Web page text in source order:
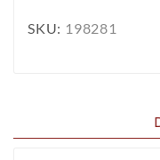
SKU: 198281